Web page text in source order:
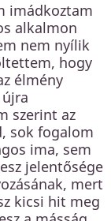
imádkoztam
alkalmon
nem nyílik
hogy
élmény
szerint az
sok fogalom
ima, sem
jelentősége
mert
kicsi hit meg